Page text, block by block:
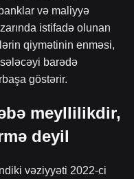
və maliyyə
istifadə olunan
qiymətinin enməsi,
barədə
göstərir.
meyllilikdir,
deyil
vəziyyəti 2022-ci